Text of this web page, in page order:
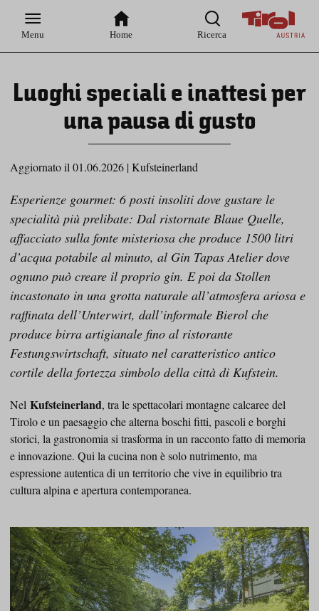
Hauptnavigation
Inhaltsbereich
Menu Home Ricerca
Luoghi speciali e inattesi per
una pausa di gusto
Aggiornato il 01.06.2026 | Kufsteinerland
Esperienze gourmet: 6 posti insoliti dove gustare le
specialità più prelibate: Dal ristornate Blaue Quelle,
affacciato sulla fonte misteriosa che produce 1500 litri
d’acqua potabile al minuto, al Gin Tapas Atelier dove
ognuno può creare il proprio gin. E poi da Stollen
incastonato in una grotta naturale all’atmosfera ariosa e
raffinata dell’Unterwirt, dall’informale Bierol che
produce birra artigianale fino al ristorante
Festungswirtschaft, situato nel caratteristico antico
cortile della fortezza simbolo della città di Kufstein.
Nel Kufsteinerland, tra le spettacolari montagne calcaree del
Tirolo e un paesaggio che alterna boschi fitti, pascoli e borghi
storici, la gastronomia si trasforma in un racconto fatto di memoria
e innovazione. Qui la cucina non è solo nutrimento, ma
espressione autentica di un territorio che vive in equilibrio tra
cultura alpina e apertura contemporanea.